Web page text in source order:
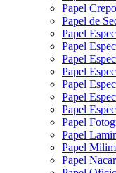
Papel
Papel de
Papel
Papel
Papel
Papel
Papel
Papel
Papel
Papel
Papel
Papel
Papel